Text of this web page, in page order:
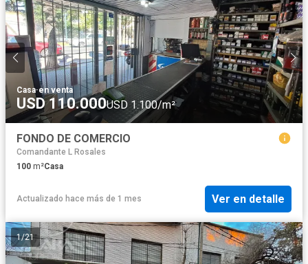
Casa·en venta
USD 110.000USD 1.100/m²
FONDO DE COMERCIO
Comandante L Rosales
100 m²Casa
Actualizado hace más de 1 mes Ver en detalle
1/21